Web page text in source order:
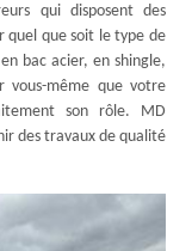
qui disposent des
quel que soit le type de
bac acier, en shingle,
vous-même que votre
son rôle. MD
des travaux de qualité